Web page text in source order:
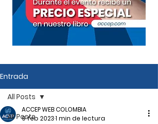
Entrada
All Posts
All Posts
ACCEP WEB COLOMBIA
9 feb 20231 min de lectura